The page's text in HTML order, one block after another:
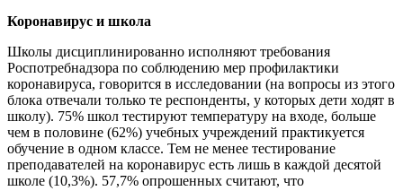
Коронавирус и школа
Школы дисциплинированно исполняют требования
Роспотребнадзора по соблюдению мер профилактики
коронавируса, говорится в исследовании (на вопросы из этого
блока отвечали только те респонденты, у которых дети ходят в
школу). 75% школ тестируют температуру на входе, больше
чем в половине (62%) учебных учреждений практикуется
обучение в одном классе. Тем не менее тестирование
преподавателей на коронавирус есть лишь в каждой десятой
школе (10,3%). 57,7% опрошенных считают, что